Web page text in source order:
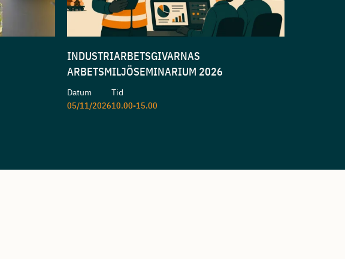
INDUSTRIARBETSGIVARNAS
ARBETSMILJÖSEMINARIUM 2026
Datum
05/11/2026
Tid
10.00-15.00